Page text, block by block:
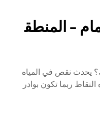
– المنطق
يحدث نقص في المياه
ربما تكون بوادر